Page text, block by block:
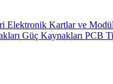
Elektronik Kartlar ve
Güç Kaynakları PCB